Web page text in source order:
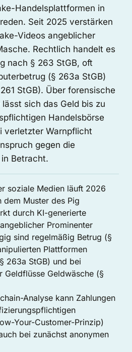
Handelsplattformen in
Seit 2025 verstärken
Videos angeblicher
Rechtlich handelt es
nach § 263 StGB, oft
(§ 263a StGB)
StGB). Über forensische
sich das Geld bis zu
Handelsbörse
verletzter Warnpflicht
gegen die
Betracht.
soziale Medien läuft 2026
dem Muster des Pig
durch KI-generierte
Prominenter
sind regelmäßig Betrug (§
Plattformen
263a StGB) und bei
Geldflüsse Geldwäsche (§
Analyse kann Zahlungen
Your-Customer-Prinzip)
bei zunächst anonymen